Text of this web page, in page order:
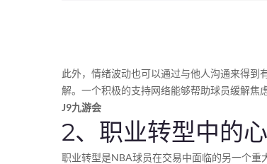
此外，情绪波动也可以通过与他人沟通来得
解。一个积极的支持网络能够帮助球员缓解焦
J9九游会
2、职业转型中的
职业转型是NBA球员在交易中面临的另一个